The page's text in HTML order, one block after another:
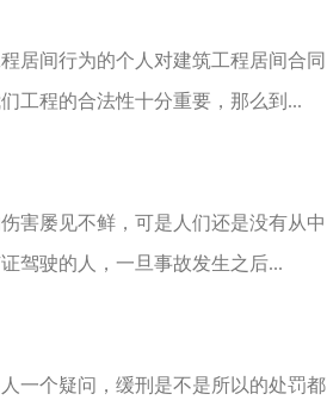
居间行为的个人对建筑工程居间合同
工程的合法性十分重要，那么到...
害屡见不鲜，可是人们还是没有从中
驾驶的人，一旦事故发生之后...
一个疑问，缓刑是不是所以的处罚都